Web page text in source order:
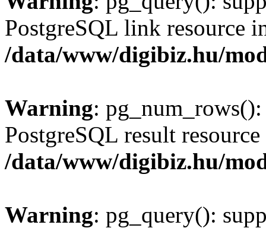
PostgreSQL link resource
/data/www/digibiz.hu/
Warning:
PostgreSQL result
/data/www/digibiz.hu/
Warning: pg_query():